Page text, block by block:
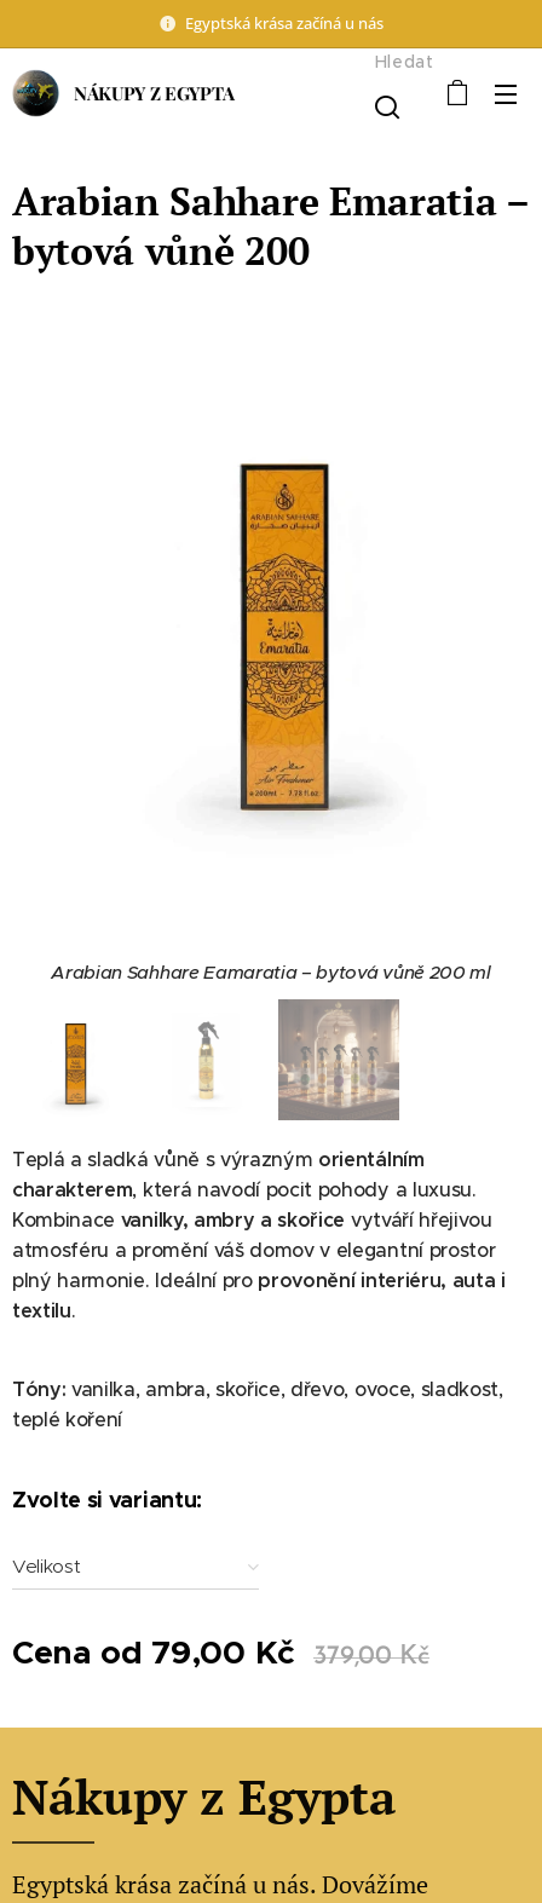
Egyptská krása začíná u nás
NÁKUPY Z EGYPTA
Hledat
Arabian Sahhare Emaratia –
bytová vůně 200
Arabian Sahhare Eamaratia – bytová vůně 200 ml
Arabian Sahhare Eamaratia – bytová vůně 200 ml
Teplá a sladká vůně s výrazným orientálním
charakterem, která navodí pocit pohody a luxusu.
Kombinace vanilky, ambry a skořice vytváří hřejivou
atmosféru a promění váš domov v elegantní prostor
plný harmonie. Ideální pro provonění interiéru, auta i
textilu.
Tóny: vanilka, ambra, skořice, dřevo, ovoce, sladkost,
teplé koření
Zvolte si variantu:
Velikost
Cena od 79,00 Kč 379,00Kč
Nákupy z Egypta
Egyptská krása začíná u nás. Dovážíme